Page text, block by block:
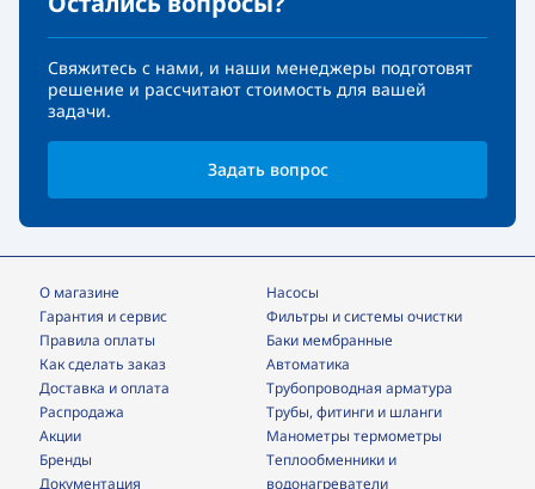
Свяжитесь с нами, и наши менеджеры подготовят
решение и рассчитают стоимость для вашей
задачи.
Задать вопрос
О магазине
Гарантия и сервис
Правила оплаты
Как сделать заказ
Доставка и оплата
Распродажа
Акции
Бренды
Документация
Насосы
фильтры и системы очистки
Баки мембранные
Автоматика
трубопроводная арматура
трубы, фитинги и шланги
манометры термометры
теплообменники и
водонагреватели